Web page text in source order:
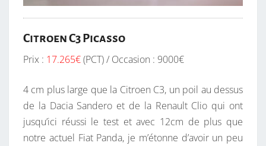
Citroen C3 Picasso
Prix : 17.265€(PCT) / Occasion : 9000€
4 cm plus large que la Citroen C3, un poil au dessus
de la Dacia Sandero et de la Renault Clio qui ont
jusqu’ici réussi le test et avec 12cm de plus que
notre actuel Fiat Panda, je m’étonne d’avoir un peu